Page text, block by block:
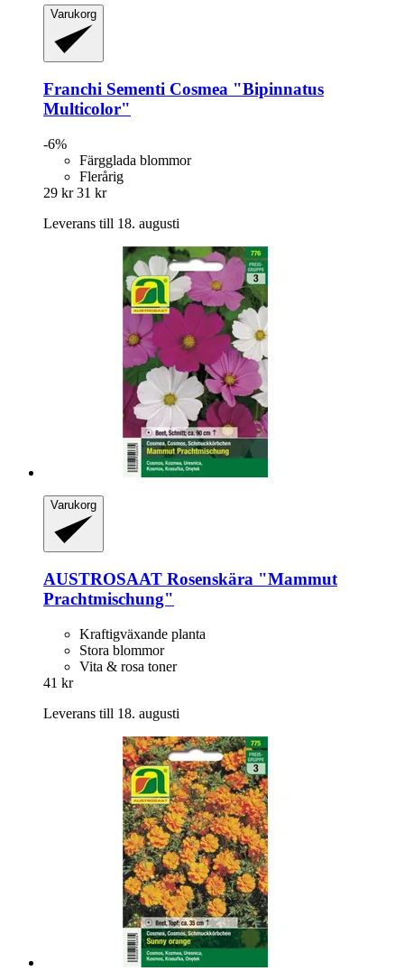
Varukorg
Franchi Sementi Cosmea "Bipinnatus
Multicolor"
-6%
Färgglada blommor
Flerårig
29 kr 31 kr
Leverans till 18. augusti
Varukorg
AUSTROSAAT Rosenskära "Mammut
Prachtmischung"
Kraftigväxande planta
Stora blommor
Vita & rosa toner
41 kr
Leverans till 18. augusti